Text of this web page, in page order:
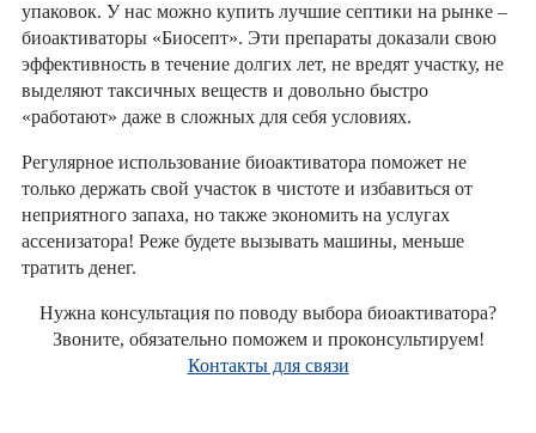
упаковок. У нас можно купить лучшие септики на рынке –
биоактиваторы «Биосепт». Эти препараты доказали свою
эффективность в течение долгих лет, не вредят участку, не
выделяют таксичных веществ и довольно быстро
«работают» даже в сложных для себя условиях.
Регулярное использование биоактиватора поможет не
только держать свой участок в чистоте и избавиться от
неприятного запаха, но также экономить на услугах
ассенизатора! Реже будете вызывать машины, меньше
тратить денег.
Нужна консультация по поводу выбора биоактиватора?
Звоните, обязательно поможем и проконсультируем!
Контакты для связи